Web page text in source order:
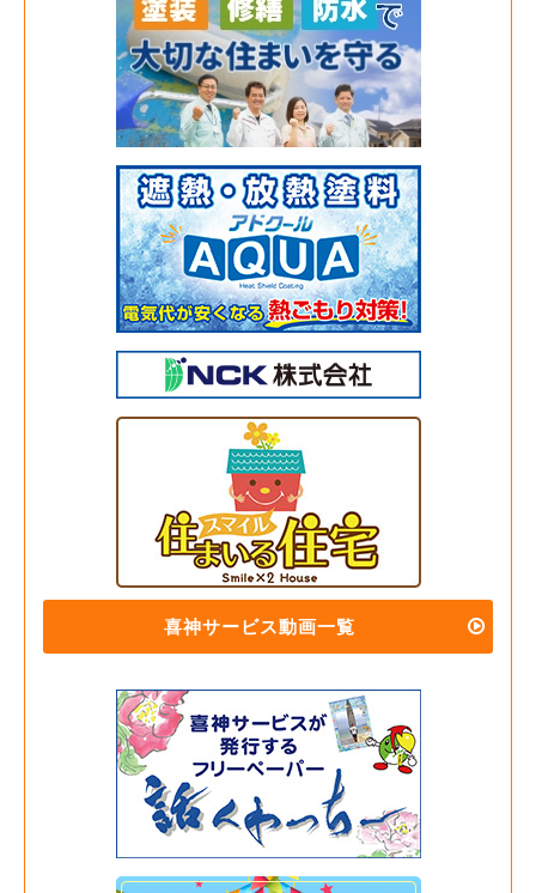
喜神サービス動画一覧